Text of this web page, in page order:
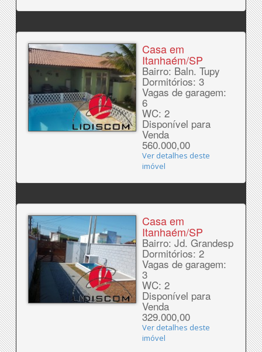
Casa em
Itanhaém/SP
Bairro: Baln. Tupy
Dormitórios: 3
Vagas de garagem:
6
WC: 2
Disponível para
Venda
560.000,00
Ver detalhes deste
imóvel
Casa em
Itanhaém/SP
Bairro: Jd. Grandesp
Dormitórios: 2
Vagas de garagem:
3
WC: 2
Disponível para
Venda
329.000,00
Ver detalhes deste
imóvel